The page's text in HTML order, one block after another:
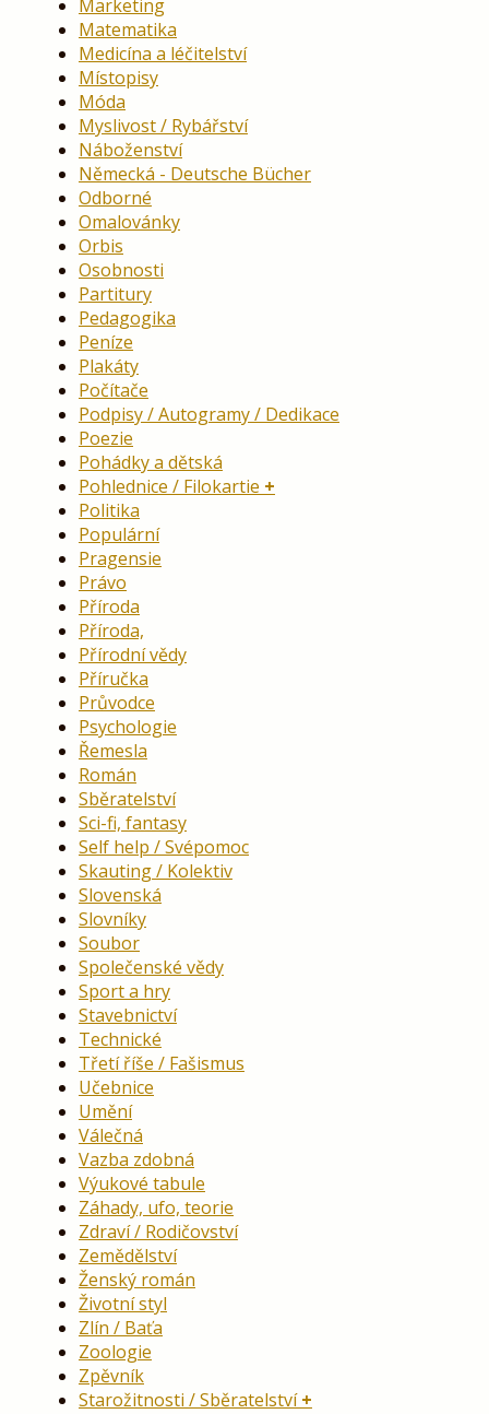
Marketing
Matematika
Medicína a léčitelství
Místopisy
Móda
Myslivost / Rybářství
Náboženství
Německá - Deutsche Bücher
Odborné
Omalovánky
Orbis
Osobnosti
Partitury
Pedagogika
Peníze
Plakáty
Počítače
Podpisy / Autogramy / Dedikace
Poezie
Pohádky a dětská
Pohlednice / Filokartie
Politika
Populární
Pragensie
Právo
Příroda
Příroda,
Přírodní vědy
Příručka
Průvodce
Psychologie
Řemesla
Román
Sběratelství
Sci-fi, fantasy
Self help / Svépomoc
Skauting / Kolektiv
Slovenská
Slovníky
Soubor
Společenské vědy
Sport a hry
Stavebnictví
Technické
Třetí říše / Fašismus
Učebnice
Umění
Válečná
Vazba zdobná
Výukové tabule
Záhady, ufo, teorie
Zdraví / Rodičovství
Zemědělství
Ženský román
Životní styl
Zlín / Baťa
Zoologie
Zpěvník
Starožitnosti / Sběratelství